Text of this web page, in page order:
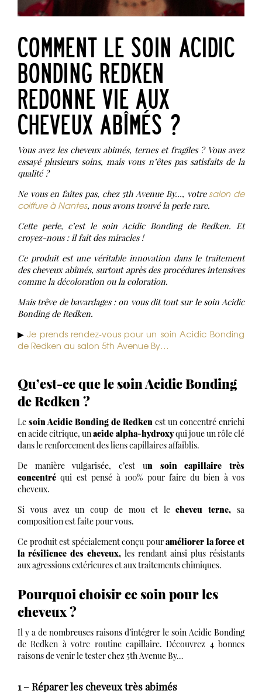
COMMENT LE SOIN ACIDIC
BONDING REDKEN
REDONNE VIE AUX
CHEVEUX ABÎMÉS ?
Vous avez les cheveux abimés, ternes et fragiles ? Vous avez
essayé plusieurs soins, mais vous n’êtes pas satisfaits de la
qualité ?
Ne vous en faites pas, chez 5th Avenue By…, votresalon de
coiffure à Nantes, nous avons trouvé la perle rare.
Cette perle, c’est le soin Acidic Bonding de Redken. Et
croyez-nous : il fait des miracles !
Ce produit est une véritable innovation dans le traitement
des cheveux abîmés, surtout après des procédures intensives
comme la décoloration ou la coloration.
Mais trêve de bavardages : on vous dit tout sur le soin Acidic
Bonding de Redken.
▶Je prends rendez-vous pour un soin Acidic Bonding
de Redken au salon 5th Avenue By…
Qu’est-ce que le soin Acidic Bonding
de Redken ?
Le soin Acidic Bonding de Redken est un concentré enrichi
en acide citrique, unacide alpha-hydroxyqui joue un rôle clé
dans le renforcement des liens capillaires affaiblis.
De manière vulgarisée, c’est un soin capillaire très
concentré qui est pensé à 100% pour faire du bien à vos
cheveux.
Si vous avez un coup de mou et lecheveu terne, sa
composition est faite pour vous.
Ce produit est spécialement conçu pouraméliorer la force et
la résilience des cheveux, les rendant ainsi plus résistants
aux agressions extérieures et aux traitements chimiques.
Pourquoi choisir ce soin pour les
cheveux ?
Il y a de nombreuses raisons d’intégrer le soin Acidic Bonding
de Redken à votre routine capillaire. Découvrez 4 bonnes
raisons de venir le tester chez 5th Avenue By…
1 – Réparer les cheveux très abimés